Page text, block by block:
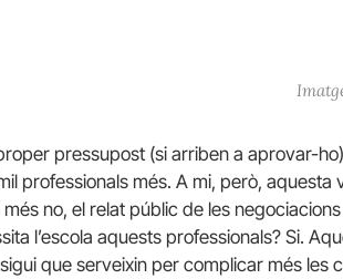
pressupost (si arriben a aprovar-
professionals més. A mi, però, aquesta
no, el relat públic de les
l’escola aquests professionals? Si.
que serveixin per complicar més les